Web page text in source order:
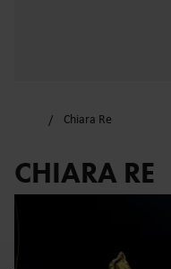
Chiara Re
CHIARA RE